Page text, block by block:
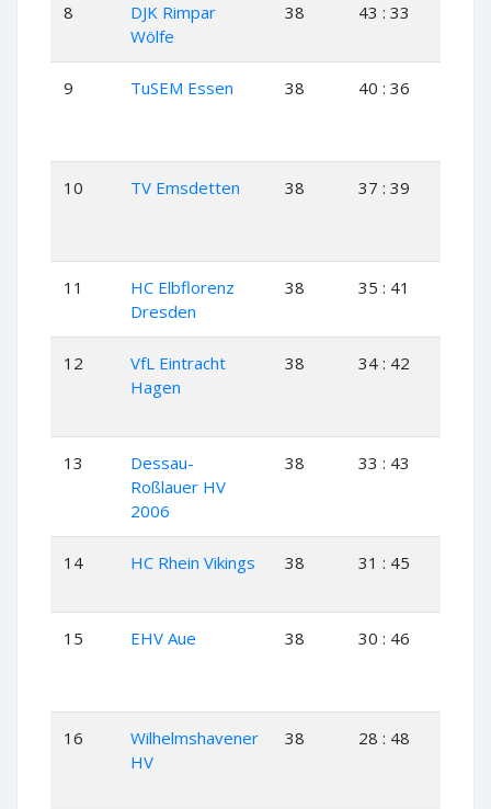
8
DJK Rimpar
Wölfe
38 43 : 33
9 TuSEM Essen 38 40 : 36
10 TV Emsdetten 38 37 : 39
11
HC Elbflorenz
Dresden
38 35 : 41
12
VfL Eintracht
Hagen
38 34 : 42
13
Dessau-
Roßlauer HV
2006
38 33 : 43
14 HC Rhein Vikings 38 31 : 45
15 EHV Aue 38 30 : 46
16
Wilhelmshavener
HV
38 28 : 48